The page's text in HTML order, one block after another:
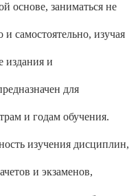
основе, заниматься не
самостоятельно, изучая
издания и
для
и годам обучения.
изучения дисциплин,
и экзаменов,